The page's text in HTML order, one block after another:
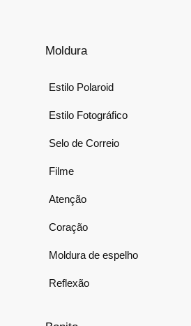
Moldura
Estilo Polaroid
Estilo Fotográfico
Selo de Correio
Filme
Atenção
Coração
Moldura de espelho
Reflexão